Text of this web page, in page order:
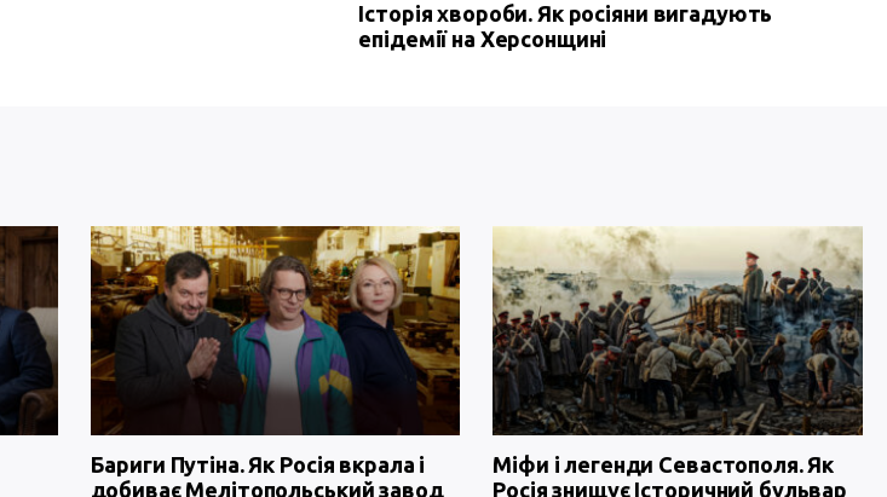
Історія хвороби. Як росіяни вигадують
епідемії на Херсонщині
Бариги Путіна. Як Росія вкрала і
добиває Мелітопольський завод
Міфи і легенди Севастополя. Як
Росія знищує Історичний бульвар